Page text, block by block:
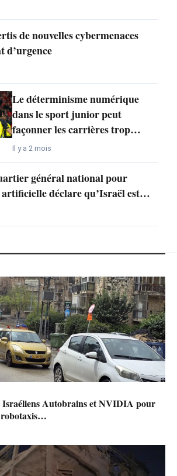
de nouvelles cybermenaces
d’urgence
Le déterminisme numérique
dans le sport junior peut
façonner les carrières trop…
Il y a 2 mois
général national pour
déclare qu’Israël est…
Israéliens Autobrains et NVIDIA pour